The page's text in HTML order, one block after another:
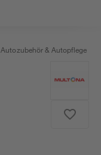
Autozubehör & Autopflege